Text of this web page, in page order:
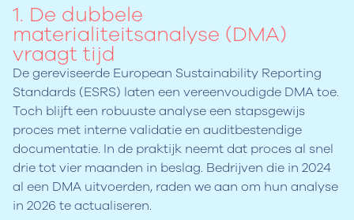
1. De dubbele
materialiteitsanalyse (DMA)
vraagt tijd
De gereviseerde European Sustainability Reporting
Standards (ESRS) laten een vereenvoudigde DMA toe.
Toch blijft een robuuste analyse een stapsgewijs
proces met interne validatie en auditbestendige
documentatie. In de praktijk neemt dat proces al snel
drie tot vier maanden in beslag. Bedrijven die in 2024
al een DMA uitvoerden, raden we aan om hun analyse
in 2026 te actualiseren.